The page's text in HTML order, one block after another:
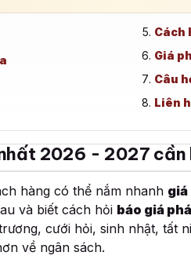
Cách
Giá
Câu
Liên
2026 - 2027 cần
hàng có thể nắm nhanh giá
và biết cách hỏi báo giá
cưới hỏi, sinh nhật, tất
về ngân sách.